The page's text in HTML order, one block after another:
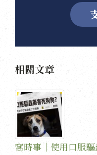
相關文章
窩時事｜使用口服